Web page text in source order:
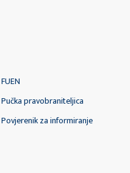
FUEN
Pučka pravobraniteljica
Povjerenik za informiranje